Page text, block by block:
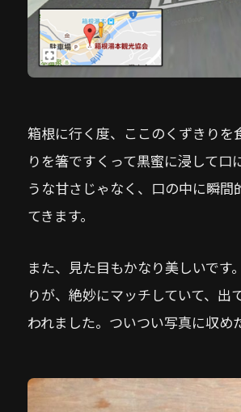
箱根に行く度、ここのくずきりを
りを箸ですくって黒蜜に浸して
うな甘さじゃなく、口の中に瞬
てきます。
また、見た目もかなり美しいで
りが、絶妙にマッチしていて、
われました。ついつい写真に収め